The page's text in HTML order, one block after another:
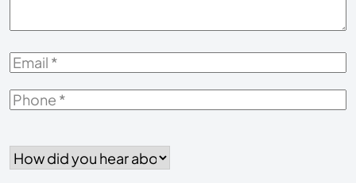
Email*
Phone*
did